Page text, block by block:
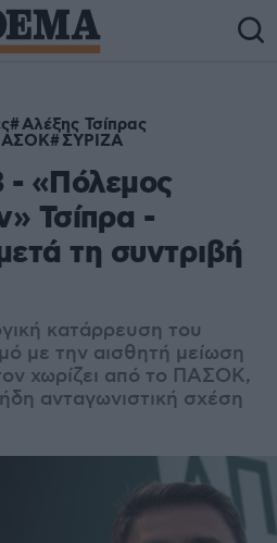
Αλέξης Τσίπρας
ΣΥΡΙΖΑ
- «Πόλεμος
Τσίπρα -
τη συντριβή
κατάρρευση του
με την αισθητή μείωση
χωρίζει από το ΠΑΣΟΚ,
ανταγωνιστική σχέση